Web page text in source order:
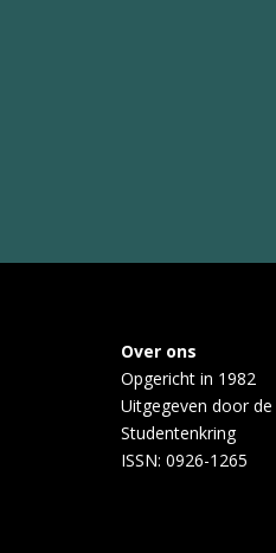
Over ons
Opgericht in 1982
Uitgegeven door de
Studentenkring
ISSN: 0926-1265